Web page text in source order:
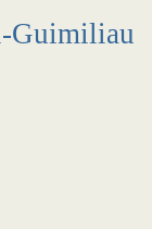
Guimiliau